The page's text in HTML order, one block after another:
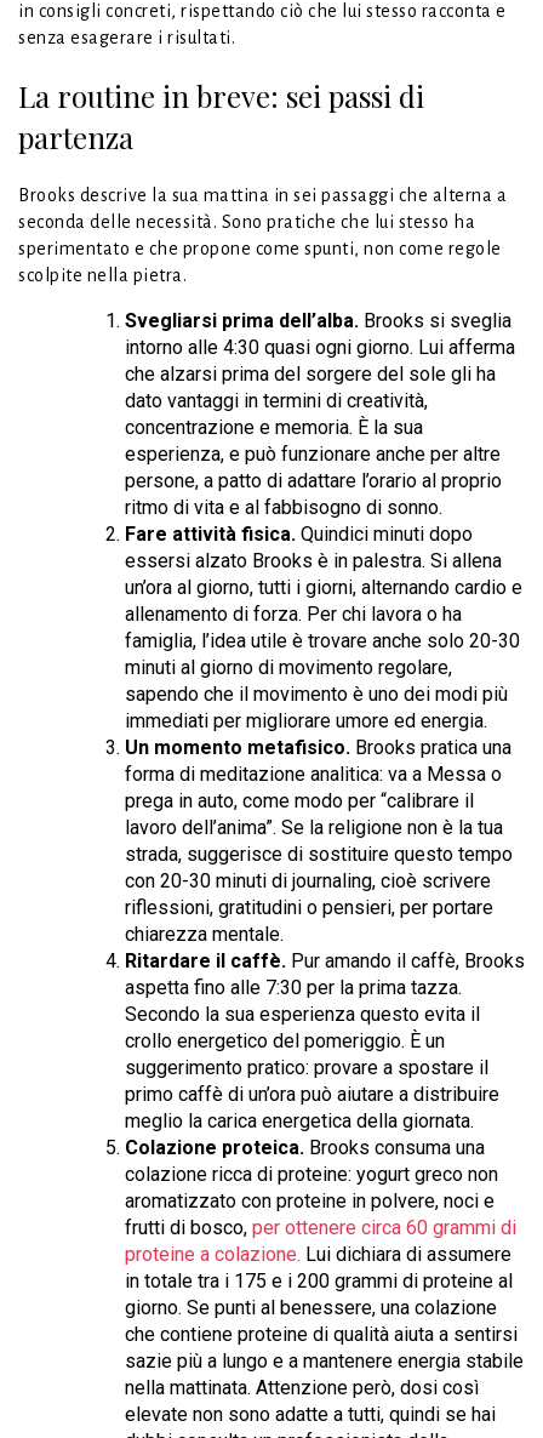
in consigli concreti, rispettando ciò che lui stesso racconta e
senza esagerare i risultati.
La routine in breve: sei passi di
partenza
Brooks descrive la sua mattina in sei passaggi che alterna a
seconda delle necessità. Sono pratiche che lui stesso ha
sperimentato e che propone come spunti, non come regole
scolpite nella pietra.
Svegliarsi prima dell’alba. Brooks si sveglia
intorno alle 4:30 quasi ogni giorno. Lui afferma
che alzarsi prima del sorgere del sole gli ha
dato vantaggi in termini di creatività,
concentrazione e memoria. È la sua
esperienza, e può funzionare anche per altre
persone, a patto di adattare l’orario al proprio
ritmo di vita e al fabbisogno di sonno.
Fare attività fisica. Quindici minuti dopo
essersi alzato Brooks è in palestra. Si allena
un’ora al giorno, tutti i giorni, alternando cardio e
allenamento di forza. Per chi lavora o ha
famiglia, l’idea utile è trovare anche solo 20-30
minuti al giorno di movimento regolare,
sapendo che il movimento è uno dei modi più
immediati per migliorare umore ed energia.
Un momento metafisico. Brooks pratica una
forma di meditazione analitica: va a Messa o
prega in auto, come modo per “calibrare il
lavoro dell’anima”. Se la religione non è la tua
strada, suggerisce di sostituire questo tempo
con 20-30 minuti di journaling, cioè scrivere
riflessioni, gratitudini o pensieri, per portare
chiarezza mentale.
Ritardare il caffè. Pur amando il caffè, Brooks
aspetta fino alle 7:30 per la prima tazza.
Secondo la sua esperienza questo evita il
crollo energetico del pomeriggio. È un
suggerimento pratico: provare a spostare il
primo caffè di un’ora può aiutare a distribuire
meglio la carica energetica della giornata.
Colazione proteica. Brooks consuma una
colazione ricca di proteine: yogurt greco non
aromatizzato con proteine in polvere, noci e
frutti di bosco, per ottenere circa 60 grammi di
proteine a colazione. Lui dichiara di assumere
in totale tra i 175 e i 200 grammi di proteine al
giorno. Se punti al benessere, una colazione
che contiene proteine di qualità aiuta a sentirsi
sazie più a lungo e a mantenere energia stabile
nella mattinata. Attenzione però, dosi così
elevate non sono adatte a tutti, quindi se hai